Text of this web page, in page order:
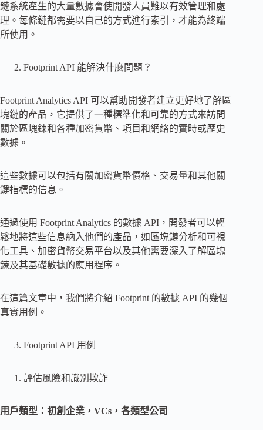
鏈系統產生的大量數據會使開發人員難以有效管理和處
理。每條鏈都需要以自己的方式進行索引，才能為終端
所使用。
Footprint API 能解決什麼問題？
Footprint Analytics API 可以幫助開發者建立更好地了解區
塊鏈的產品，它提供了一種標準化和可靠的方式來訪問
關於區塊鍊和各種加密貨幣、項目和網絡的實時或歷史
數據。
這些數據可以包括有關加密貨幣價格、交易量和其他關
鍵指標的信息。
通過使用 Footprint Analytics 的數據 API，開發者可以輕
鬆地將這些信息納入他們的產品，如區塊鏈分析和可視
化工具、加密貨幣交易平台以及其他需要深入了解區塊
鍊及其基礎數據的應用程序。
在這篇文章中，我們將介紹 Footprint 的數據 API 的幾個
真實用例。
Footprint API 用例
評估風險和識別欺詐
用戶類型：初創企業，VCs，各類型公司